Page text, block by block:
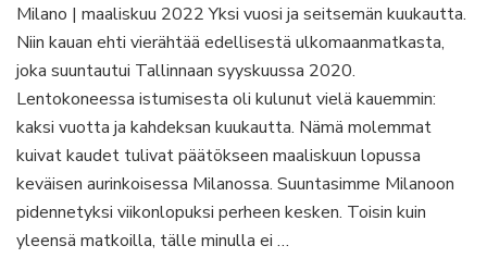
Italia:
kolme
päivää
Milanossa
Milano | maaliskuu 2022 Yksi vuosi ja seitsemän kuukautta.
Niin kauan ehti vierähtää edellisestä ulkomaanmatkasta,
joka suuntautui Tallinnaan syyskuussa 2020.
Lentokoneessa istumisesta oli kulunut vielä kauemmin:
kaksi vuotta ja kahdeksan kuukautta. Nämä molemmat
kuivat kaudet tulivat päätökseen maaliskuun lopussa
keväisen aurinkoisessa Milanossa. Suuntasimme Milanoon
pidennetyksi viikonlopuksi perheen kesken. Toisin kuin
yleensä matkoilla, tälle minulla ei …